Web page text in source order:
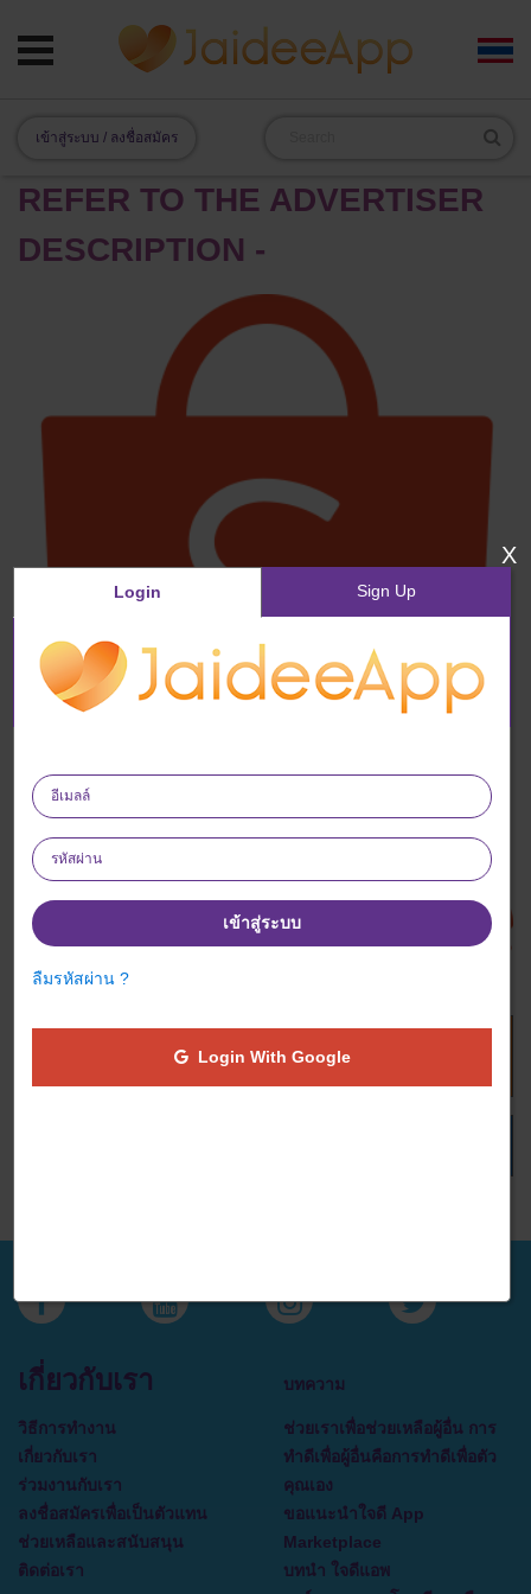
เข้าสู่ระบบ / ลงชื่อสมัคร
REFER TO THE ADVERTISER
DESCRIPTION -
ซื้อสินค้าทันที
X
Login Sign Up
เข้าสู่ระบบ
ลืมรหัสผ่าน ?
Login With Google
เกี่ยวกับเรา
วิธีการทำงาน
เกี่ยวกับเรา
ร่วมงานกับเรา
ลงชื่อสมัครเพื่อเป็นตัวแทน
ช่วยเหลือและสนับสนุน
ติดต่อเรา
บทความ
ช่วยเราเพื่อช่วยเหลือผู้อื่น การ
ทำดีเพื่อผู้อื่นคือการทำดีเพื่อตัว
คุณเอง
ขอแนะนำใจดี App
Marketplace
บทนำ ใจดีแอพ